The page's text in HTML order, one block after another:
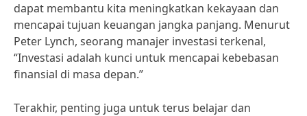
dapat membantu kita meningkatkan kekayaan dan
mencapai tujuan keuangan jangka panjang. Menurut
Peter Lynch, seorang manajer investasi terkenal,
“Investasi adalah kunci untuk mencapai kebebasan
finansial di masa depan.”
Terakhir, penting juga untuk terus belajar dan